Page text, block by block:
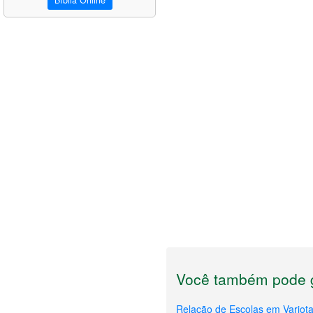
Você também pode
Relação de Escolas em Varjota